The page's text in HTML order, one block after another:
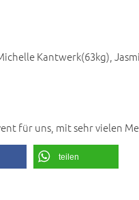
Kantwerk(63kg),
für uns, mit sehr vielen
teilen